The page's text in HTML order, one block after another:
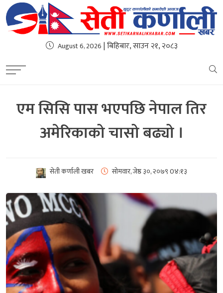
August 6, 2026 | बिहिबार, साउन २१, २०८३
एम सिसि पास भएपछि नेपाल तिर
अमेरिकाको चासो बढ्यो ।
सेती कर्णाली खबर सोमवार, जेष्ठ ३०, २०७९0४:१३